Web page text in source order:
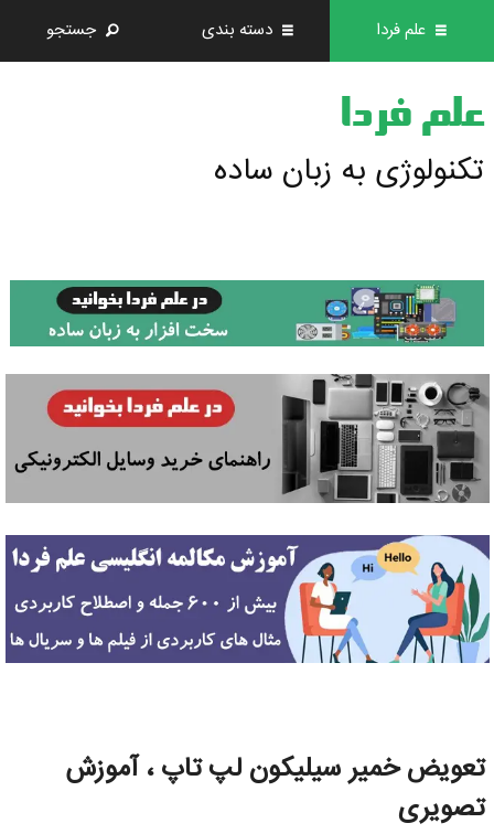
علم فردا دسته بندی جستجو
علم فردا
تکنولوژی به زبان ساده
تعویض خمیر سیلیکون لپ تاپ ، آموزش
تصویری